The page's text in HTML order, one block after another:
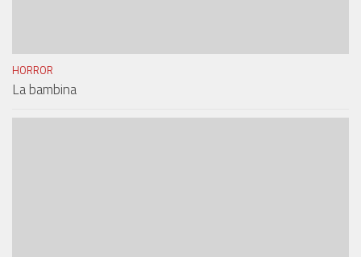
HORROR
La bambina